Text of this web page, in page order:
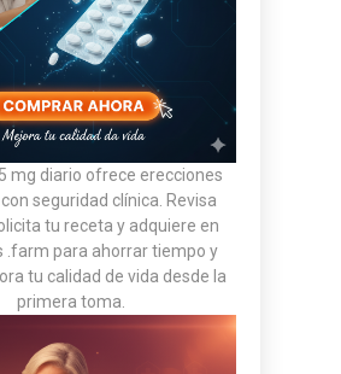
mg diario ofrece erecciones
seguridad clínica. Revisa
tu receta y adquiere en
.farm para ahorrar tiempo y
tu calidad de vida desde la
primera toma.